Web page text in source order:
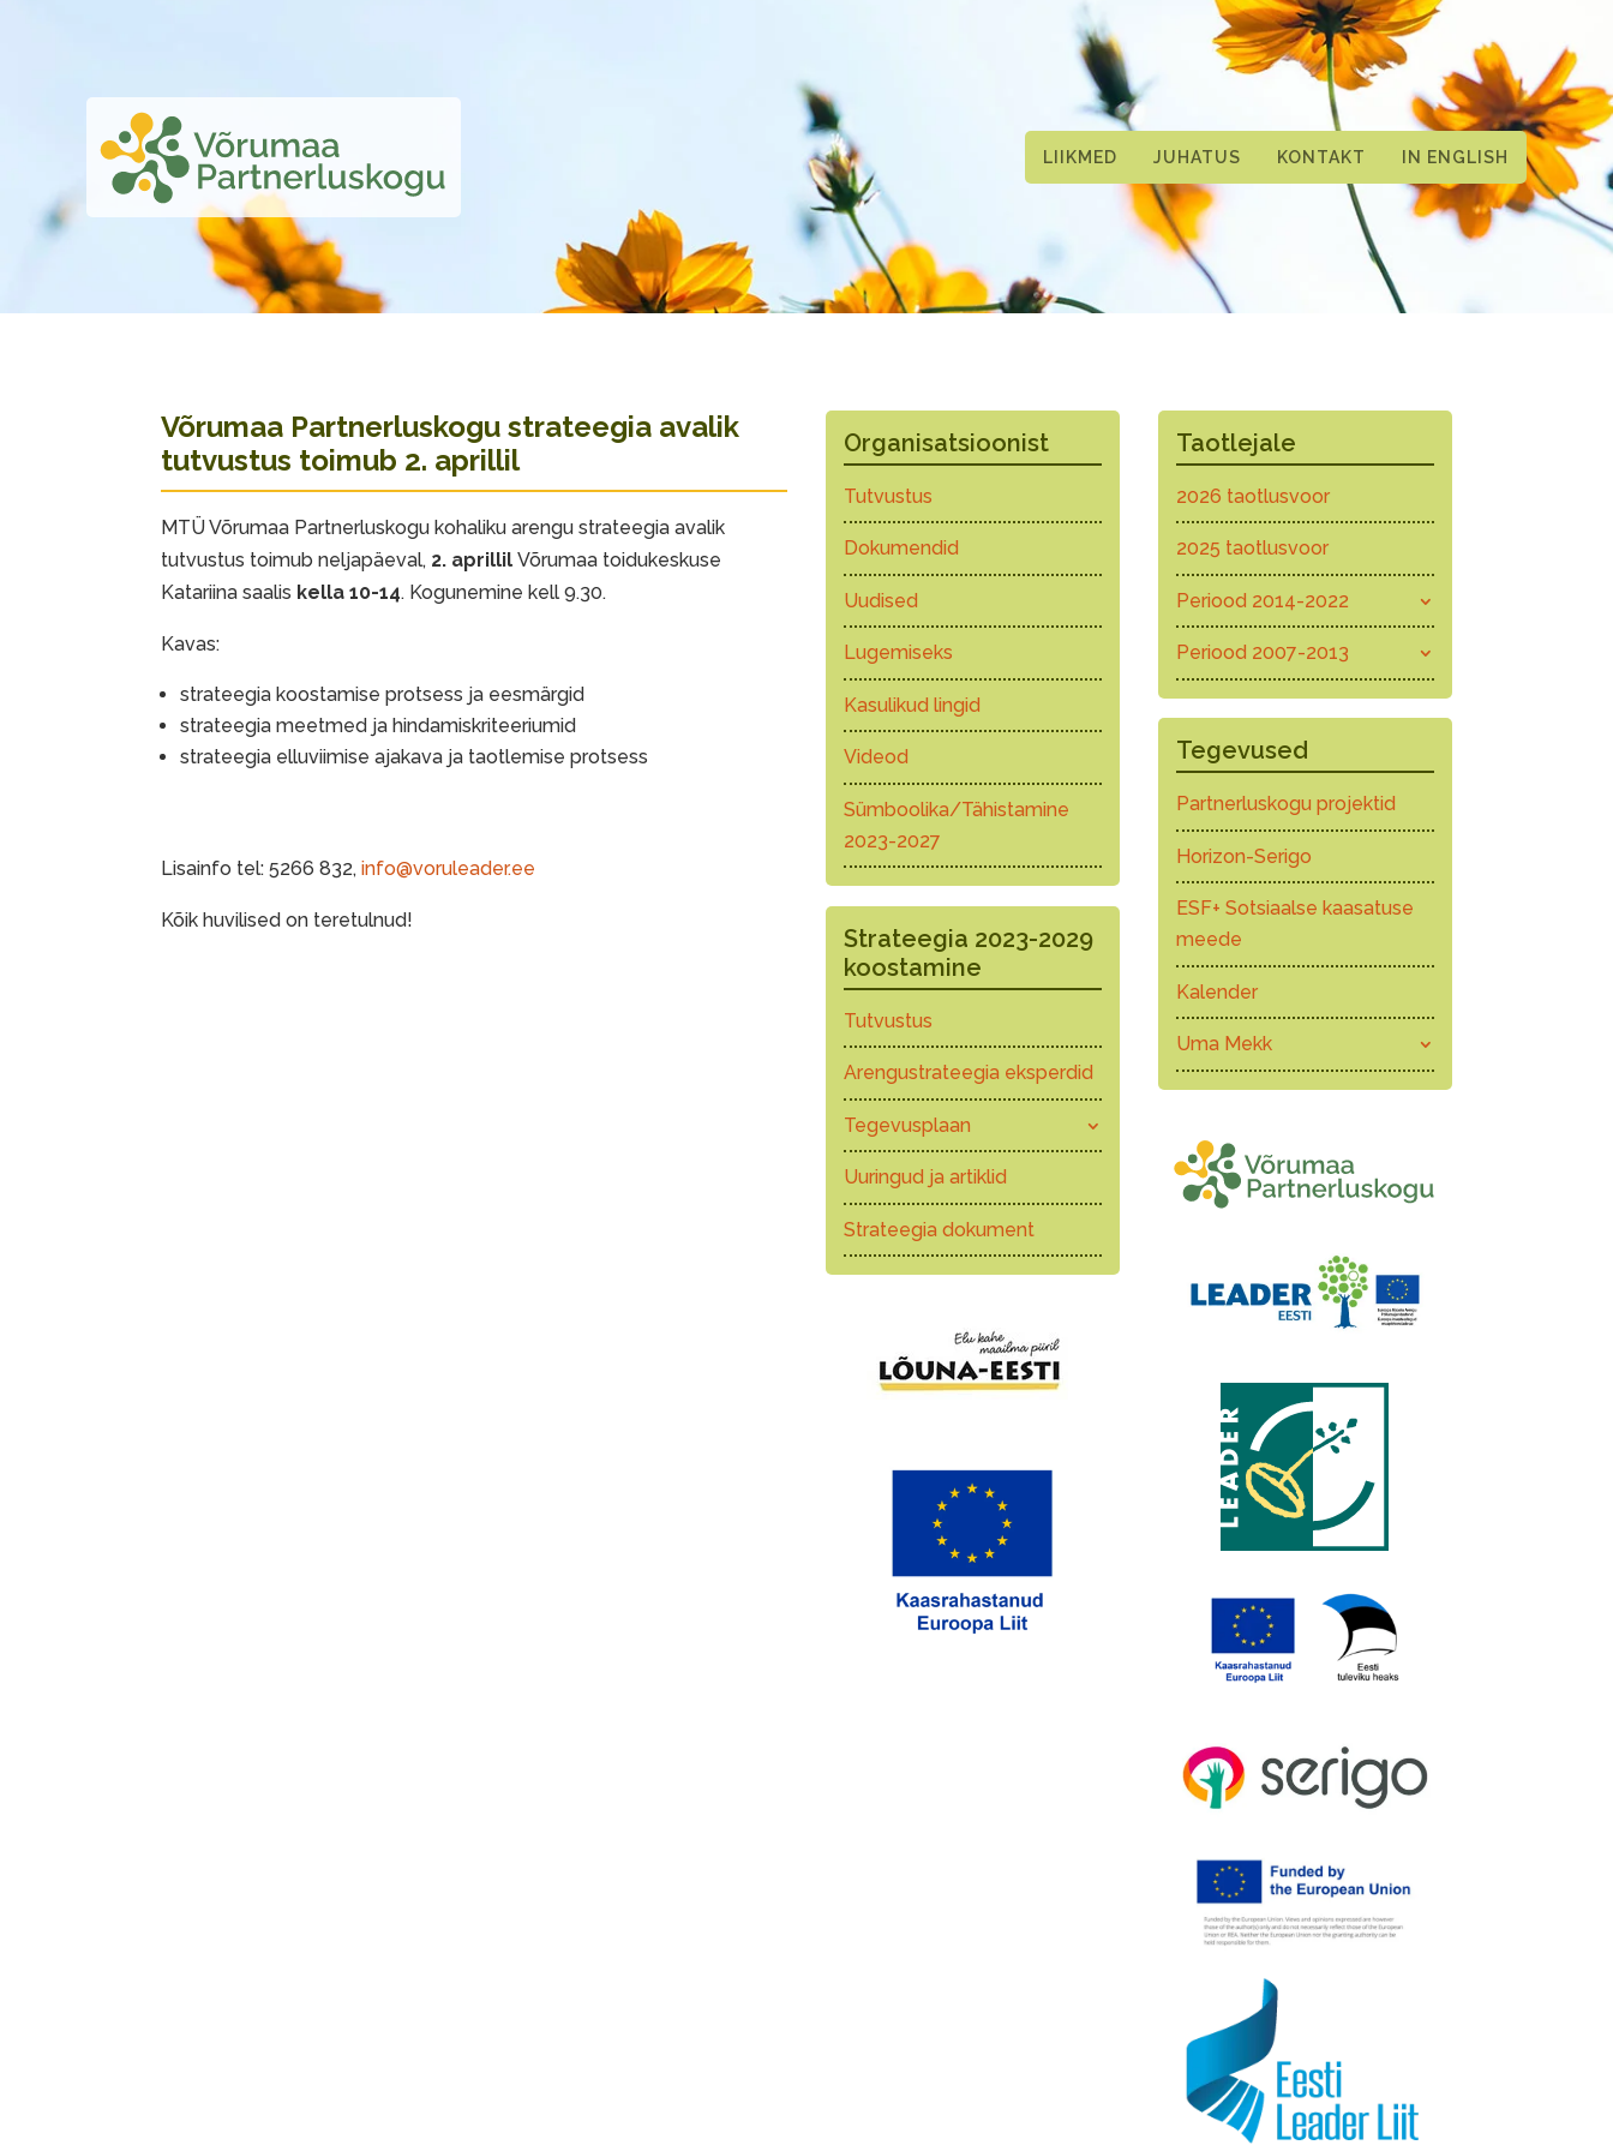
LIIKMED JUHATUS KONTAKT IN ENGLISH
Võrumaa Partnerluskogu strateegia avalik
tutvustus toimub 2. aprillil
MTÜ Võrumaa Partnerluskogu kohaliku arengu strateegia avalik
tutvustus toimub neljapäeval, 2. aprillil Võrumaa toidukeskuse
Katariina saalis kella 10-14. Kogunemine kell 9.30.
Kavas:
strateegia koostamise protsess ja eesmärgid
strateegia meetmed ja hindamiskriteeriumid
strateegia elluviimise ajakava ja taotlemise protsess
Lisainfo tel: 5266 832,info@voruleader.ee
Kõik huvilised on teretulnud!
Organisatsioonist
Tutvustus
Dokumendid
Uudised
Lugemiseks
Kasulikud lingid
Videod
Sümboolika/Tähistamine
2023-2027
Strateegia 2023-2029
koostamine
Tutvustus
Arengustrateegia eksperdid
Tegevusplaan
Uuringud ja artiklid
Strateegia dokument
Taotlejale
2026 taotlusvoor
2025 taotlusvoor
Periood 2014-2022
Periood 2007-2013
Tegevused
Partnerluskogu projektid
Horizon-Serigo
ESF+ Sotsiaalse kaasatuse
meede
Kalender
Uma Mekk